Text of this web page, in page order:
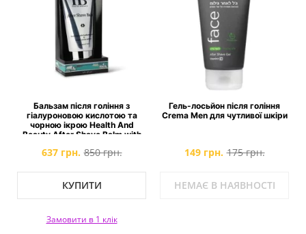
Бальзам після гоління з
гіалуроновою кислотою та
чорною ікрою Health And
Beauty After Shave Balm with
637 грн. 850 грн.
КУПИТИ
Замовити в 1 клік
Гель-лосьйон після гоління
Crema Men для чутливої ​​шкіри
149 грн. 175 грн.
НЕМАЄ В НАЯВНОСТІ